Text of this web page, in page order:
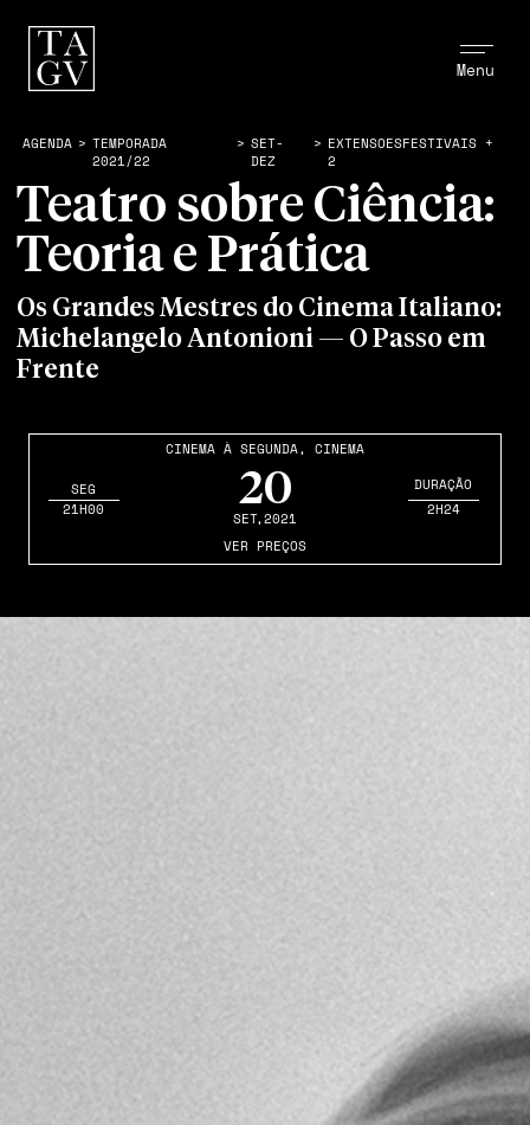
Menu
CINEMA À SEGUNDA, CINEMA
20
SET,2021
SEG
21H00
DURAÇÃO
2H24
VER PREÇOS
AGENDA > TEMPORADA
2021/22
> SET-
DEZ
> EXTENSOESFESTIVAIS +
2
Teatro sobre Ciência:
Teoria e Prática
Os Grandes Mestres do Cinema Italiano:
Michelangelo Antonioni — O Passo em
Frente